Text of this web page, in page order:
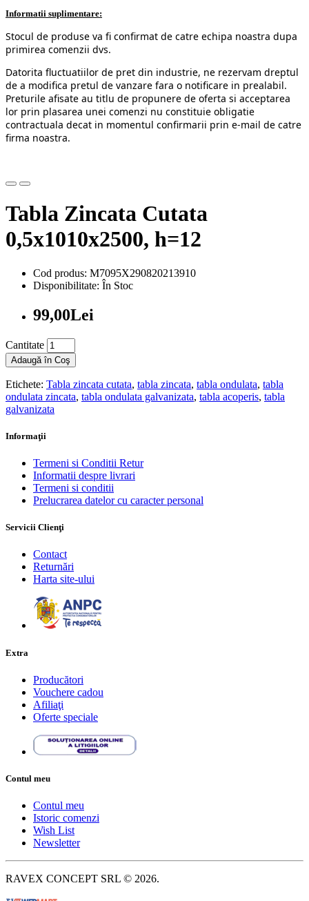
Informatii suplimentare:
Stocul de produse va fi confirmat de catre echipa noastra dupa
primirea comenzii dvs.
Datorita fluctuatiilor de pret din industrie, ne rezervam dreptul
de a modifica pretul de vanzare fara o notificare in prealabil.
Preturile afisate au titlu de propunere de oferta si acceptarea
lor prin plasarea unei comenzi nu constituie obligatie
contractuala decat in momentul confirmarii prin e-mail de catre
firma noastra.
Tabla Zincata Cutata
0,5x1010x2500, h=12
Cod produs: M7095X290820213910
Disponibilitate: În Stoc
99,00Lei
Cantitate
Adaugă în Coş
Etichete: Tabla zincata cutata, tabla zincata, tabla ondulata, tabla
ondulata zincata, tabla ondulata galvanizata, tabla acoperis, tabla
galvanizata
Informaţii
Termeni si Conditii Retur
Informatii despre livrari
Termeni si conditii
Prelucrarea datelor cu caracter personal
Servicii Clienţi
Contact
Returnări
Harta site-ului
Extra
Producători
Vouchere cadou
Afiliaţi
Oferte speciale
Contul meu
Contul meu
Istoric comenzi
Wish List
Newsletter
RAVEX CONCEPT SRL © 2026.